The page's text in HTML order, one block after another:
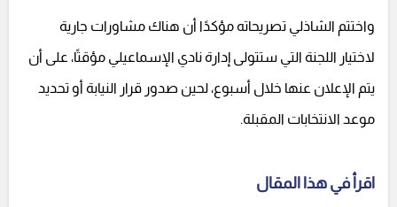
واختتم الشاذلي تصريحاته مؤكدًا أن هناك مشاورات جارية
لاختيار اللجنة التي ستتولى إدارة نادي الإسماعيلي مؤقتًا، على أن
يتم الإعلان عنها خلال أسبوع، لحين صدور قرار النيابة أو تحديد
موعد الانتخابات المقبلة.
اقرأ في هذا المقال